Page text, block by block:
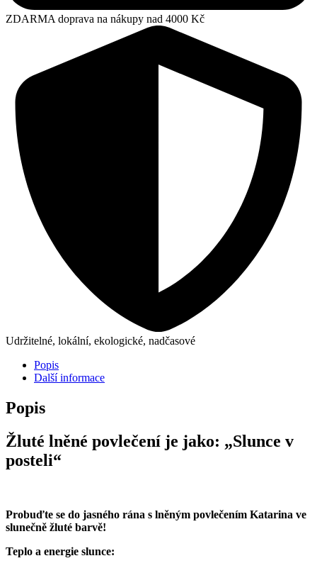
ZDARMA doprava na nákupy nad 4000 Kč
Udržitelné, lokální, ekologické, nadčasové
Popis
Další informace
Popis
Žluté lněné povlečení je jako: „Slunce v
posteli“
Probuďte se do jasného rána s lněným povlečením Katarina ve
slunečně žluté barvě!
Teplo a energie slunce: